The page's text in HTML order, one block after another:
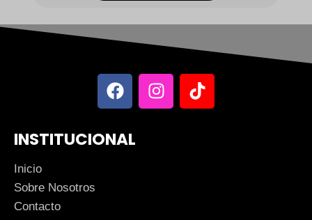
INSTITUCIONAL
Inicio
Sobre Nosotros
Contacto